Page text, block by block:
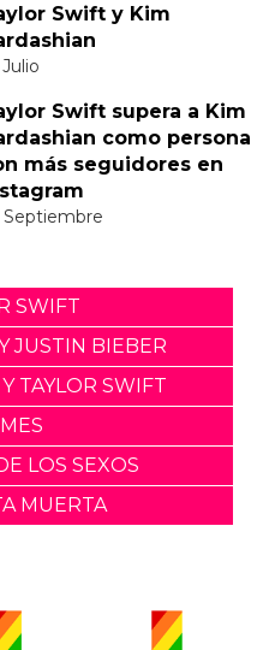
Swift y Kim
Swift supera a Kim
como persona
más seguidores en
Septiembre
SWIFT
JUSTIN BIEBER
TAYLOR SWIFT
LOS SEXOS
MUERTA